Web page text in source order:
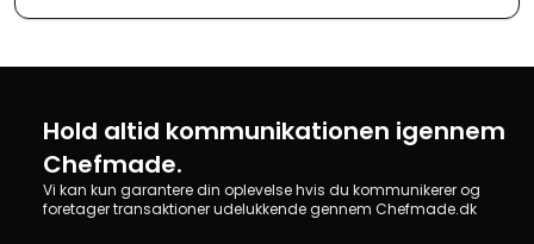
Hold altid kommunikationen igennem
Chefmade.
Vi kan kun garantere din oplevelse hvis du kommunikerer og
foretager transaktioner udelukkende gennem Chefmade.dk